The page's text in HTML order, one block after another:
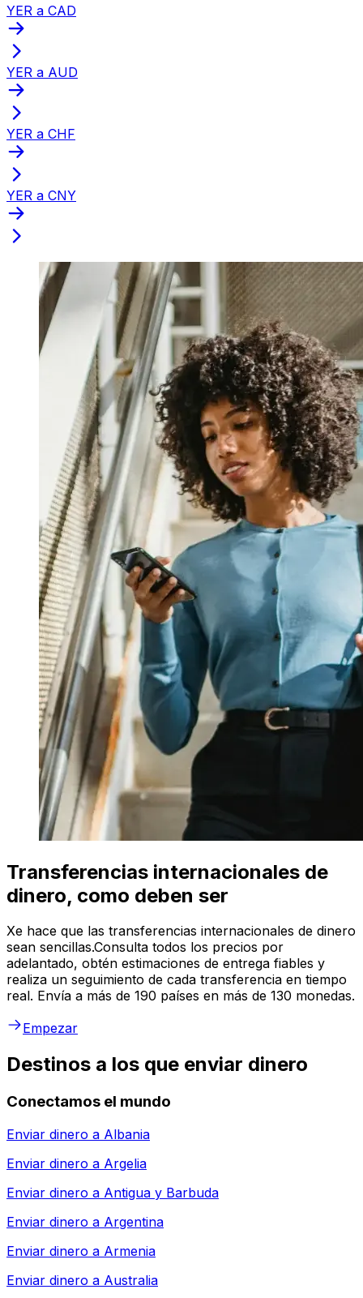
YER a CAD
YER a AUD
YER a CHF
YER a CNY
Transferencias internacionales de
dinero, como deben ser
Xe hace que las transferencias internacionales de dinero
sean sencillas.Consulta todos los precios por
adelantado, obtén estimaciones de entrega fiables y
realiza un seguimiento de cada transferencia en tiempo
real. Envía a más de 190 países en más de 130 monedas.
Empezar
Destinos a los que enviar dinero
Conectamos el mundo
Enviar dinero a Albania
Enviar dinero a Argelia
Enviar dinero a Antigua y Barbuda
Enviar dinero a Argentina
Enviar dinero a Armenia
Enviar dinero a Australia